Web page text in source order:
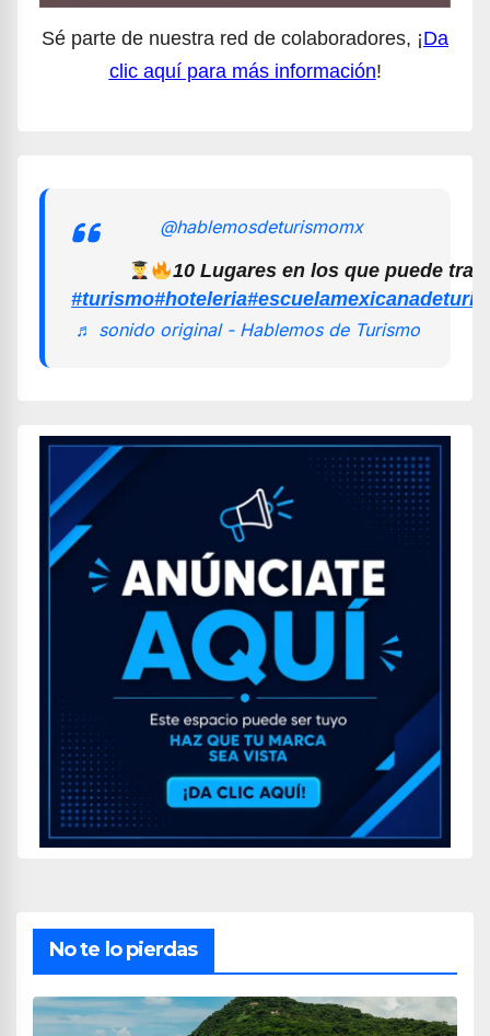
Sé parte de nuestra red de colaboradores, ¡Da
clic aquí para más información!
@hablemosdeturismomx
10 Lugares en los que puede
#turismo#hoteleria
♬ sonido original - Hablemos de Turismo
No te lo pierdas